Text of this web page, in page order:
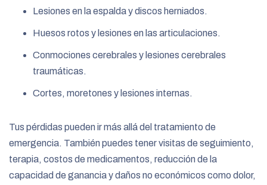
Lesiones en la espalda y discos herniados.
Huesos rotos y lesiones en las articulaciones.
Conmociones cerebrales y lesiones cerebrales
traumáticas.
Cortes, moretones y lesiones internas.
Tus pérdidas pueden ir más allá del tratamiento de
emergencia. También puedes tener visitas de seguimiento,
terapia, costos de medicamentos, reducción de la
capacidad de ganancia y daños no económicos como dolor,